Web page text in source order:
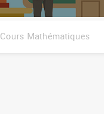
Cours Mathématiques